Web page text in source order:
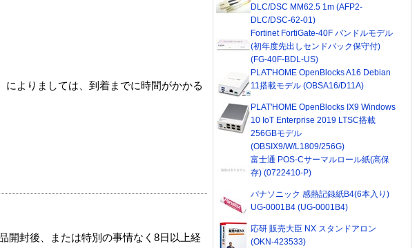
よりましては、到着までに時間がかかる
開封後、または特別の事情なく8日以上経
DLC/DSC MM62.5 1m (AFP2-
DLC/DSC-62-01)
Fortinet FortiGate-40F バンドルモデル
(初年度先出しセンドバック保守付)
(FG-40F-BDL-US)
PLAT'HOME OpenBlocks A16 Debian
11搭載モデル (OBSA16/D11A)
PLAT'HOME OpenBlocks IX9 Windows
10 IoT Enterprise 2019 LTSC搭載
256GBモデル
(OBSIX9/W/L1809/256G)
富士通 POS-Cサーマルロール紙(高保
存) (0722410-P)
パナソニック 感熱記録紙B4(6本入り)
UG-0001B4 (UG-0001B4)
応研 販売大臣 NX スタンドアロン
(OKN-423533)